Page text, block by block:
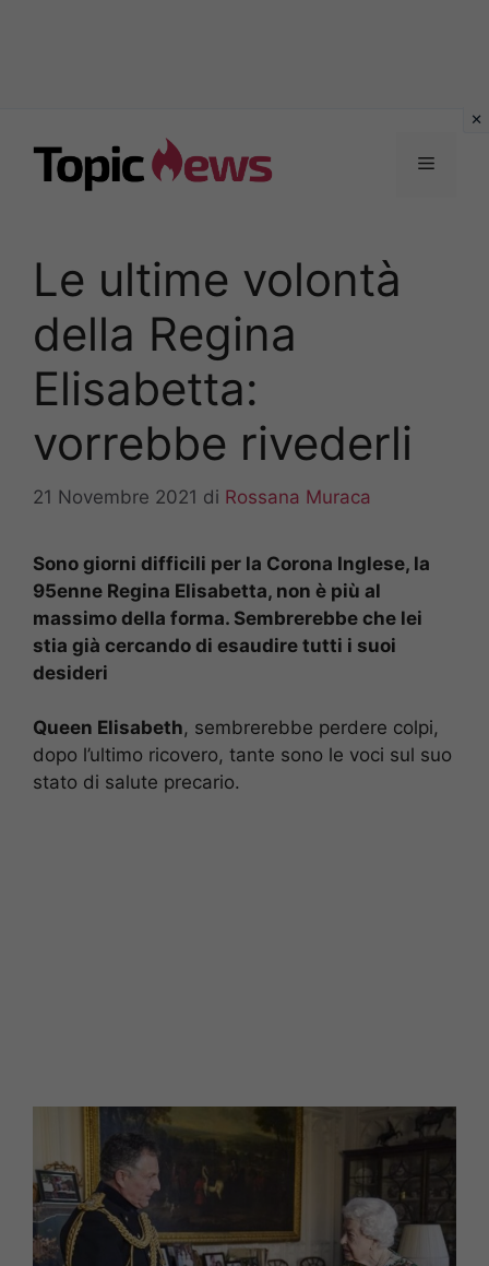
contenuto
Menu
Le ultime volontà
della Regina
Elisabetta:
vorrebbe rivederli
21 Novembre 2021 di Rossana Muraca
Sono giorni difficili per la Corona Inglese, la
95enne Regina Elisabetta, non è più al
massimo della forma. Sembrerebbe che lei
stia già cercando di esaudire tutti i suoi
desideri
Queen Elisabeth, sembrerebbe perdere colpi,
dopo l’ultimo ricovero, tante sono le voci sul suo
stato di salute precario.